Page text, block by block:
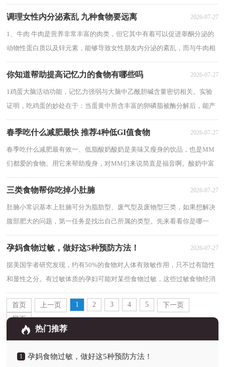
能提高身体的新陈代谢水平还能够降低患...
调理女性内分泌紊乱 九种食物要远离 2026-07-27
1、牛肉 牛肉是营养非常丰富的肉类，但它其中有着可以促进睾酮分泌的
动物性蛋白质以及锌元素，能够导致女性朋友内分泌的紊乱，而与牛肉相
类似的还有猪肉，因此，本身就内分泌不稳定的...
你知道帮助提高记忆力的食物有哪些吗 2026-07-27
1鸡蛋大脑活动功能，记忆力强弱与大脑中乙酰胆碱含量密切相关。实验
证明，吃鸡蛋的妙处在于：当蛋黄中所含丰富的卵磷脂被酶分解后，能产
生出丰富的乙酰胆碱，进入血液又会很快到达脑...
春季吃什么减肥最快 推荐4种低GI值食物 2026-07-27
春季吃什么减肥最有效一、低脂酸奶酸奶是美味又瘦身的饮品，也是MM
们都爱的食物。用它来帮助瘦身，对MM们来说简直是福音啊。酸奶中富
含钙质，能使脂肪燃烧的重要营养物质，从而达到...
三类食物帮你吃掉小肚腩 2026-07-27
肚腩小常识基本上肚腩可分为脂肪型、废气型及废物型三类，如果想解决
腹部肥大的问题，第一任务是找出自己所属的类型。先来看看你是哪一
种：脂肪型症状a：肚腩由胃部开始凸出，以手指...
孕妈食物过敏，做好这5种预防方法！ 2026-07-27
据美国学者研究发现，约有50%的食物对人体有致敏作用，只不过有隐性
和显性之分。有过敏体质的孕妇可能对某些食物过敏，这些过敏食物经消
化吸收后，可从胎盘进入胎儿血液循环中，妨碍...
首页
上一页 1 2 3 4 5
下一页
尾页
热门推荐
1 孕妈食物过敏，做好这5种预防方法！